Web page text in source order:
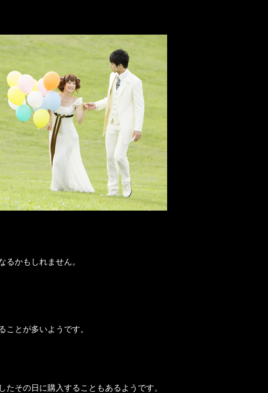
かもしれません。
とが多いようです。
その日に購入することもあるようです。